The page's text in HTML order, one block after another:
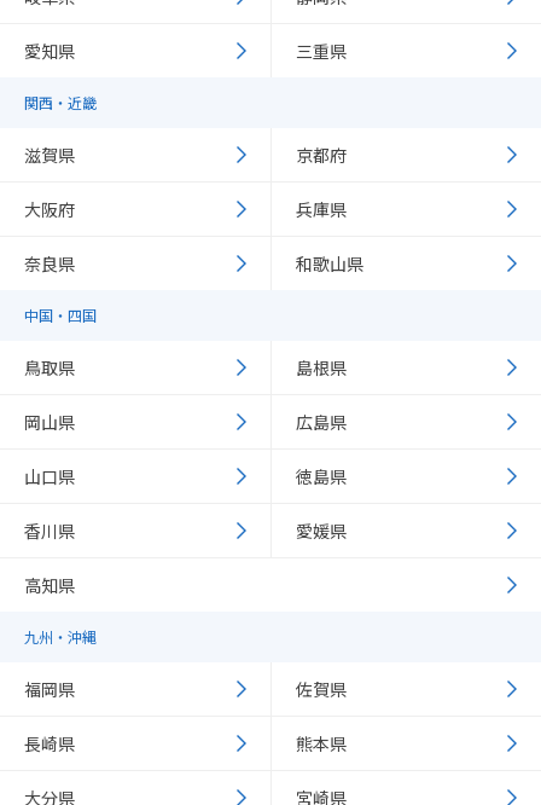
愛知県 三重県
関西・近畿
滋賀県 京都府
大阪府 兵庫県
奈良県 和歌山県
中国・四国
鳥取県 島根県
岡山県 広島県
山口県 徳島県
香川県 愛媛県
高知県
九州・沖縄
福岡県 佐賀県
長崎県 熊本県
大分県 宮崎県